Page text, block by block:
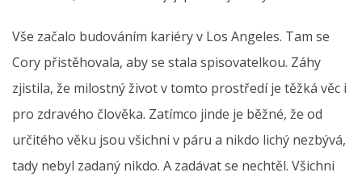
Vše začalo budováním kariéry v Los Angeles. Tam se
Cory přistěhovala, aby se stala spisovatelkou. Záhy
zjistila, že milostný život v tomto prostředí je těžká věc i
pro zdravého člověka. Zatímco jinde je běžné, že od
určitého věku jsou všichni v páru a nikdo lichý nezbývá,
tady nebyl zadaný nikdo. A zadávat se nechtěl. Všichni